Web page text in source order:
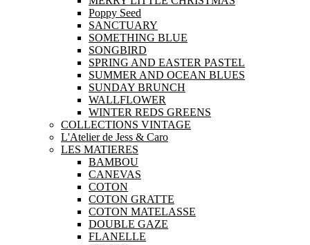
Poppy Seed
SANCTUARY
SOMETHING BLUE
SONGBIRD
SPRING AND EASTER PASTEL
SUMMER AND OCEAN BLUES
SUNDAY BRUNCH
WALLFLOWER
WINTER REDS GREENS
COLLECTIONS VINTAGE
L'Atelier de Jess & Caro
LES MATIERES
BAMBOU
CANEVAS
COTON
COTON GRATTE
COTON MATELASSE
DOUBLE GAZE
FLANELLE